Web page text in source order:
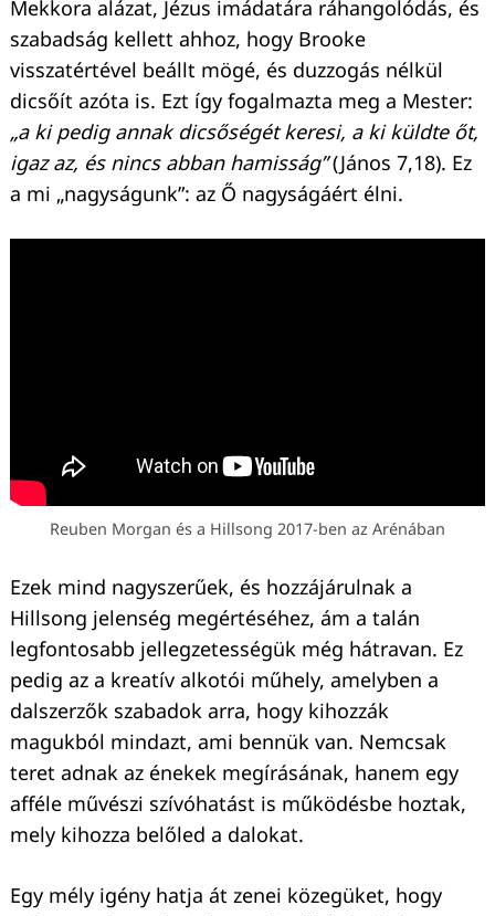
Mekkora alázat, Jézus imádatára ráhangolódás, és
szabadság kellett ahhoz, hogy Brooke
visszatértével beállt mögé, és duzzogás nélkül
dicsőít azóta is. Ezt így fogalmazta meg a Mester:
„a ki pedig annak dicsőségét keresi, a ki küldte őt,
igaz az, és nincs abban hamisság”(János 7,18). Ez
a mi „nagyságunk”: az Ő nagyságáért élni.
Reuben Morgan és a Hillsong 2017-ben az Arénában
Ezek mind nagyszerűek, és hozzájárulnak a
Hillsong jelenség megértéséhez, ám a talán
legfontosabb jellegzetességük még hátravan. Ez
pedig az a kreatív alkotói műhely, amelyben a
dalszerzők szabadok arra, hogy kihozzák
magukból mindazt, ami bennük van. Nemcsak
teret adnak az énekek megírásának, hanem egy
afféle művészi szívóhatást is működésbe hoztak,
mely kihozza belőled a dalokat.
Egy mély igény hatja át zenei közegüket, hogy